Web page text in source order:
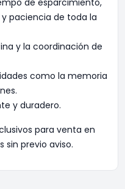
de esparcimiento,
paciencia de toda la
y la coordinación de
como la memoria
y duradero.
para venta en
sin previo aviso.